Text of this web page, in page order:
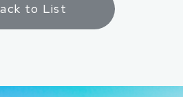
to List